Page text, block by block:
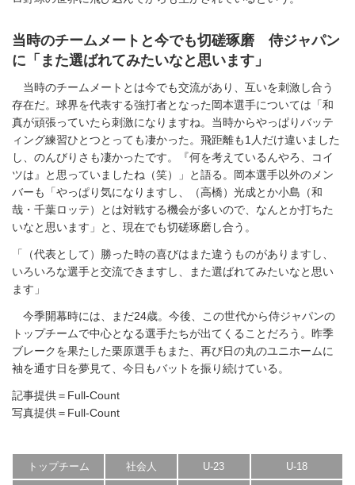
当時のチームメートと今でも切磋琢磨 侍ジャパン
に「また選ばれてみたいなと思います」
当時のチームメートとは今でも交流があり、互いを刺激し合う
存在だ。球界を代表する強打者となった岡本選手については「和
真が頑張っていたら刺激になりますね。当時からやっぱりバッテ
ィング練習ひとつとっても凄かった。飛距離も1人だけ違いました
し、のんびりさも凄かったです。『何を考えているんやろ、コイ
ツは』と思っていましたね（笑）」と語る。岡本選手以外のメン
バーも「やっぱり気になりますし、（高橋）光成とか小島（和
哉・千葉ロッテ）とは対戦する機会が多いので、なんとか打ちた
いなと思います」と、現在でも切磋琢磨し合う。
「（代表として）勝った時の喜びはまた違うものがありますし、
いろいろな選手と交流できますし、また選ばれてみたいなと思い
ます」
今季開幕時には、まだ24歳。今後、この世代から侍ジャパンの
トップチームで中心となる選手たちが出てくることだろう。昨季
ブレークを果たした栗原選手もまた、再び日の丸のユニホームに
袖を通す日を夢見て、今日もバットを振り続けている。
記事提供＝Full-Count
写真提供＝Full-Count
トップチーム 社会人 U-23 U-18